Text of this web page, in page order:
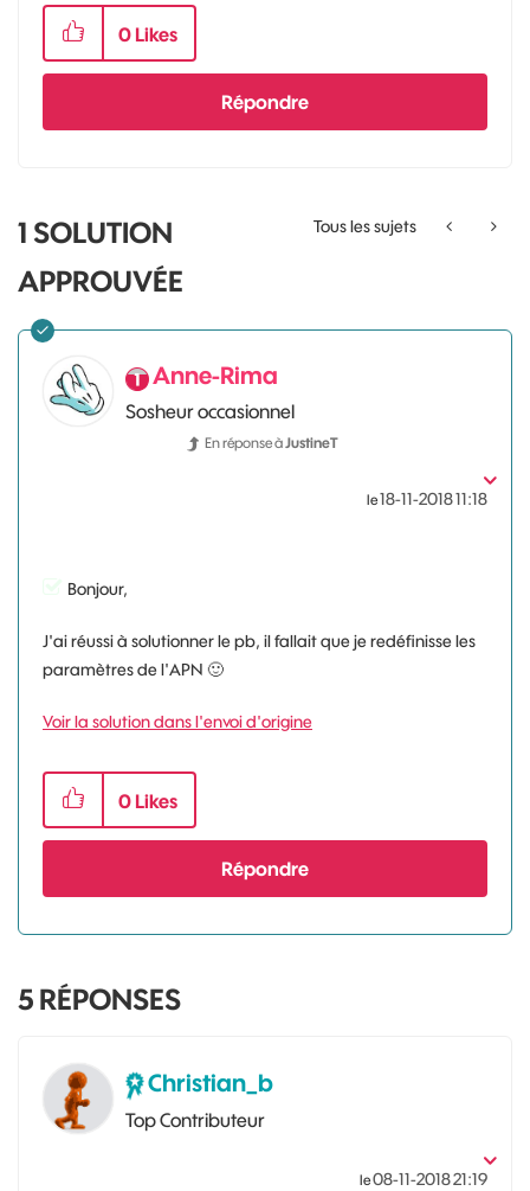
0 Likes
Répondre
Tous les sujets
1 SOLUTION
APPROUVÉE
Anne-Rima
Sosheur occasionnel
En réponse àJustineT
le‎18-11-201811:18
Bonjour,
J'ai réussi à solutionner le pb, il fallait que je redéfinisse les
paramètres de l'APN 🙂
Voir la solution dans l'envoi d'origine
0 Likes
Répondre
5 RÉPONSES
Christian_b
Top Contributeur
le‎08-11-201821:19